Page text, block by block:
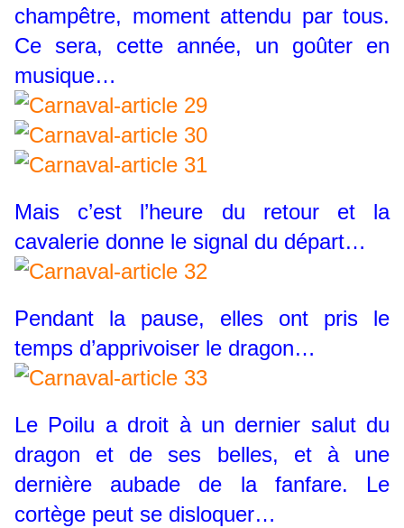
champêtre, moment attendu par tous.
Ce sera, cette année, un goûter en
musique…
Mais c’est l’heure du retour et la
cavalerie donne le signal du départ…
Pendant la pause, elles ont pris le
temps d’apprivoiser le dragon…
Le Poilu a droit à un dernier salut du
dragon et de ses belles, et à une
dernière aubade de la fanfare. Le
cortège peut se disloquer…